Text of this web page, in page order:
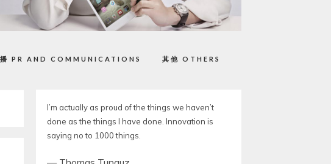
播 PR AND COMMUNICATIONS 其他 OTHERS
I’m actually as proud of the things we haven’t
done as the things I have done. Innovation is
saying no to 1000 things.